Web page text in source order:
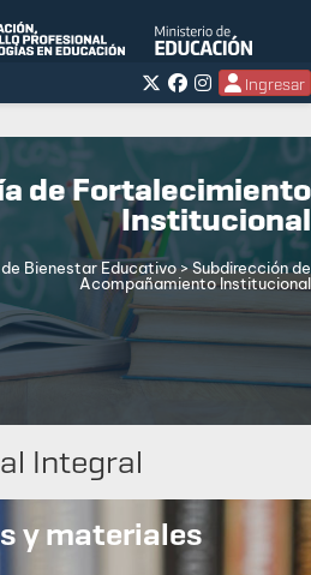
Ingresar
de Fortalecimiento
Institucional
de Bienestar Educativo> Subdirección de
Acompañamiento Institucional
Integral
y materiales